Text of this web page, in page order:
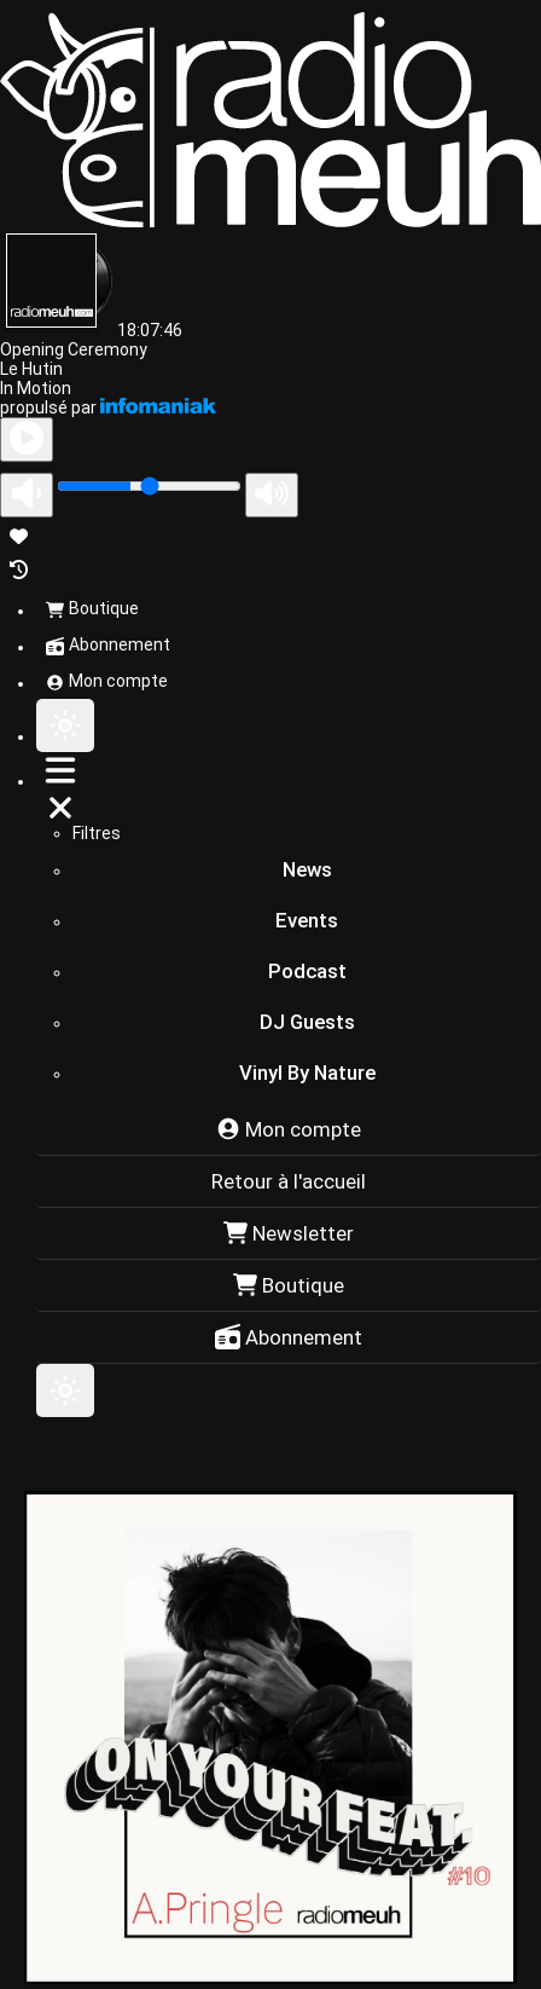
18:07:46
Opening Ceremony
Le Hutin
In Motion
propulsé par
Boutique
Abonnement
Mon compte
Filtres
News
Events
Podcast
DJ Guests
Vinyl By Nature
Mon compte
Retour à l'accueil
Newsletter
Boutique
Abonnement